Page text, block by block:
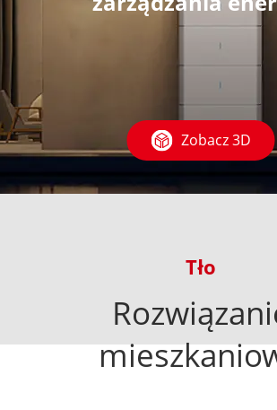
Zobacz 3D
Tło